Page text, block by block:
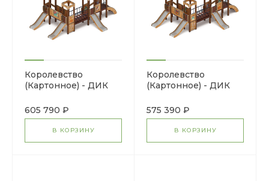
Королевство
(Картонное) - ДИК
комплекс H=900
605 790 ₽
В КОРЗИНУ
Королевство
(Картонное) - ДИК
комплекс H=900
575 390 ₽
В КОРЗИНУ